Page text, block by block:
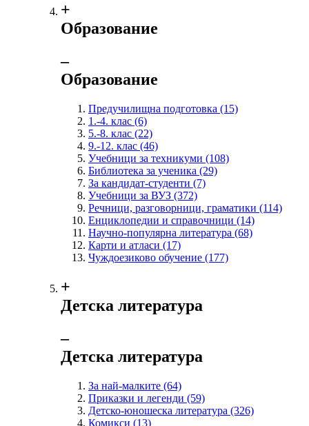
+
Образование
‒
Образование
Предучилищна подготовка (15)
1.-4. клас (6)
5.-8. клас (22)
9.-12. клас (46)
Учебници за техникуми (108)
Библиотека за ученика (29)
За кандидат-студенти (7)
Учебници за ВУЗ (372)
Речници, разговорници, граматики (114)
Енциклопедии и справочници (14)
Научно-популярна литература (68)
Карти и атласи (17)
Чуждоезиково обучение (177)
+
Детска литература
‒
Детска литература
За най-малките (64)
Приказки и легенди (59)
Детско-юношеска литература (326)
Комикси (13)